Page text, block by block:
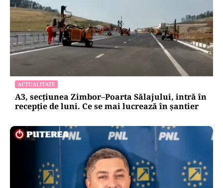
ACTUALITATE
A3, secțiunea Zimbor–Poarta Sălajului, intră în
recepție de luni. Ce se mai lucrează în șantier